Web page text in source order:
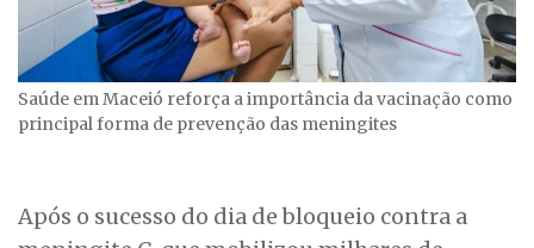
Saúde em Maceió reforça a importância da vacinação como
principal forma de prevenção das meningites
Após o sucesso do dia de bloqueio contra a